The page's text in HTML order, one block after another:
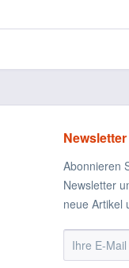
Newsletter
Abonnieren
Newsletter
neue Artikel